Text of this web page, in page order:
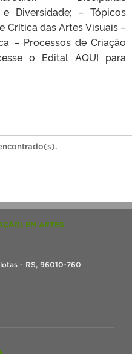
Diversidade; – Tópicos
Crítica das Artes Visuais –
– Processos de Criação
o Edital AQUI para
EM ARTES
- RS, 96010-760